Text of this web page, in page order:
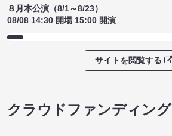
８月本公演（8/1～8/23）
08/08 14:30 開場 15:00 開演
サイトを閲覧する
クラウドファンディング